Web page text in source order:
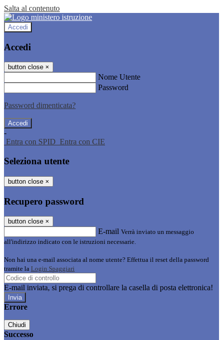
Salta al contenuto
Accedi
Accedi
button close ×
Nome Utente
Password
Password dimenticata?
-
Entra con SPID Entra con CIE
Seleziona utente
button close ×
Recupero password
button close ×
E-mail Verrà inviato un messaggio
all'indirizzo indicato con le istruzioni necessarie.
Non hai una e-mail associata al nome utente? Effettua il reset della password
tramite la Login Spaggiari
E-mail inviata, si prega di controllare la casella di posta elettronica!
Errore
Chiudi
Successo